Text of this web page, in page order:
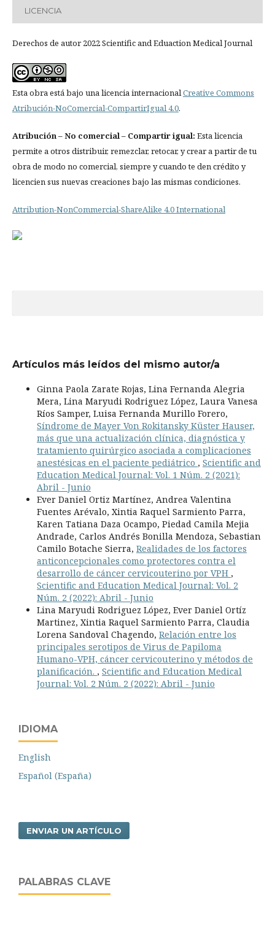
LICENCIA
Derechos de autor 2022 Scientific and Eduaction Medical Journal
Esta obra está bajo una licencia internacionalCreative Commons
Atribución-NoComercial-CompartirIgual 4.0.
Atribución– No comercial – Compartir igual: Esta licencia
permite a otros distribuir, remezclar, retocar, y crear a partir de tu
obra de modo no comercial, siempre y cuando te den crédito y
licencien sus nuevas creaciones bajo las mismas condiciones.
Attribution-NonCommercial-ShareAlike 4.0 International
Artículos más leídos del mismo autor/a
Ginna Paola Zarate Rojas, Lina Fernanda Alegria
Mera, Lina Maryudi Rodriguez López, Laura Vanesa
Ríos Samper, Luisa Fernanda Murillo Forero,
Síndrome de Mayer Von Rokitansky Küster Hauser,
más que una actualización clínica, diagnóstica y
tratamiento quirúrgico asociada a complicaciones
anestésicas en el paciente pediátrico , Scientific and
Education Medical Journal: Vol. 1 Núm. 2 (2021):
Abril - Junio
Ever Daniel Ortiz Martínez, Andrea Valentina
Fuentes Arévalo, Xintia Raquel Sarmiento Parra,
Karen Tatiana Daza Ocampo, Piedad Camila Mejia
Andrade, Carlos Andrés Bonilla Mendoza, Sebastian
Camilo Botache Sierra, Realidades de los factores
anticoncepcionales como protectores contra el
desarrollo de cáncer cervicouterino por VPH ,
Scientific and Education Medical Journal: Vol. 2
Núm. 2 (2022): Abril - Junio
Lina Maryudi Rodriguez López, Ever Daniel Ortíz
Martinez, Xintia Raquel Sarmiento Parra, Claudia
Lorena Sandoval Chagendo, Relación entre los
principales serotipos de Virus de Papiloma
Humano-VPH, cáncer cervicouterino y métodos de
planificación. , Scientific and Education Medical
Journal: Vol. 2 Núm. 2 (2022): Abril - Junio
IDIOMA
English
Español (España)
ENVIAR UN ARTÍCULO
PALABRAS CLAVE